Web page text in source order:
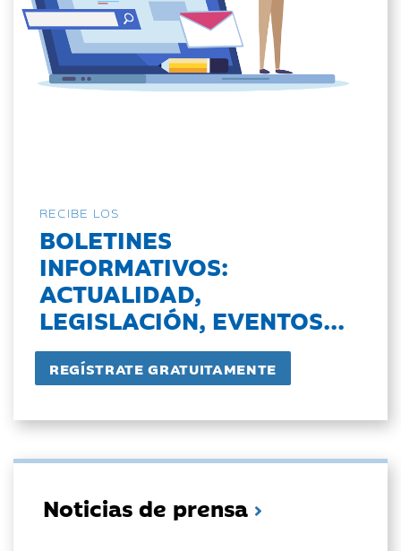
RECIBE LOS
BOLETINES
INFORMATIVOS:
ACTUALIDAD,
LEGISLACIÓN, EVENTOS...
Noticias de prensa